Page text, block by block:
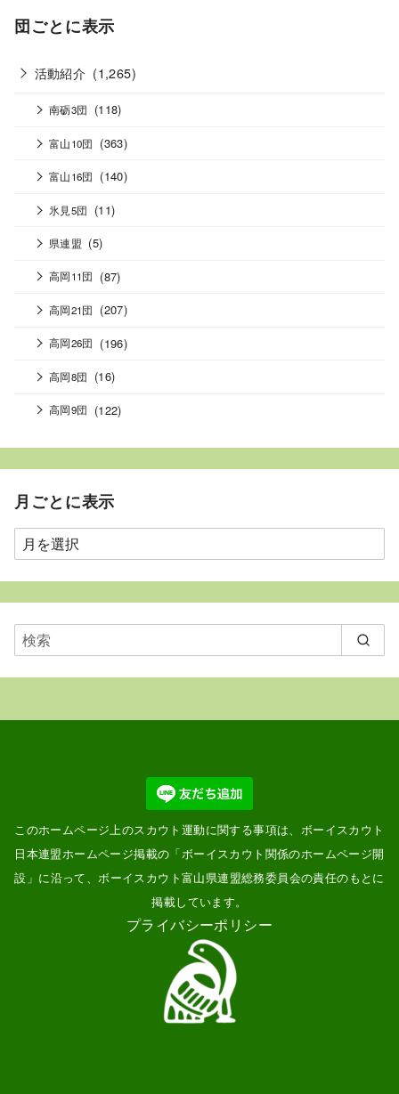
団ごとに表示
活動紹介 (1,265)
南砺3団 (118)
富山10団 (363)
富山16団 (140)
氷見5団 (11)
県連盟 (5)
高岡11団 (87)
高岡21団 (207)
高岡26団 (196)
高岡8団 (16)
高岡9団 (122)
月ごとに表示
月
ご
と
表
示
このホームページ上のスカウト運動に関する事項は、ボーイスカウト
日本連盟ホームページ掲載の「ボーイスカウト関係のホームページ開
設 」に沿って、ボーイスカウト富山県連盟総務委員会の責任のもとに
掲載しています。
プライバシーポリシー